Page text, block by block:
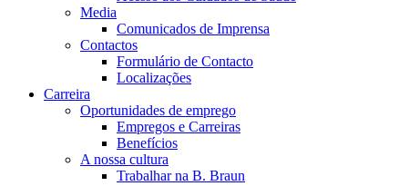
Media
Comunicados de Imprensa
Contactos
Formulário de Contacto
Localizações
Carreira
Oportunidades de emprego
Empregos e Carreiras
Benefícios
A nossa cultura
Trabalhar na B. Braun